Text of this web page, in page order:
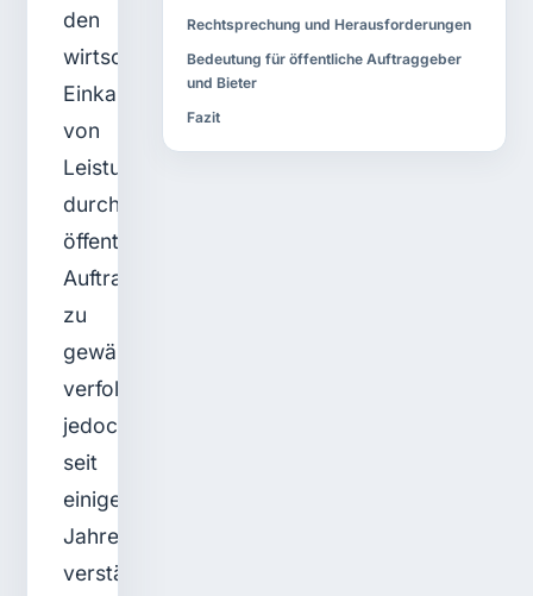
den
wirtschaftlichen
Einkauf
von
Leistungen
durch
öffentliche
Auftraggeber
zu
gewährleisten,
verfolgt
jedoch
seit
einigen
Jahren
verstärkt
Rechtsprechung und Herausforderungen
Bedeutung für öffentliche Auftraggeber
und Bieter
Fazit